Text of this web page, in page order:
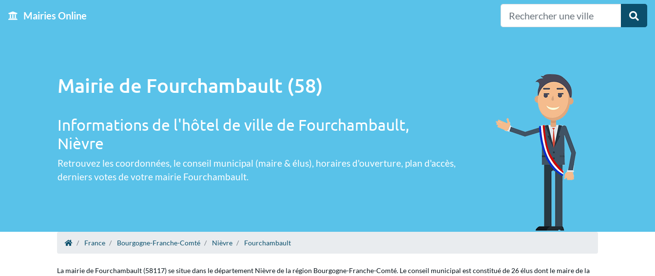
Mairies Online
Mairie de Fourchambault (58)
Informations de l'hôtel de ville de Fourchambault,
Nièvre
Retrouvez les coordonnées, le conseil municipal (maire & élus), horaires d'ouverture, plan d'accès,
derniers votes de votre mairie Fourchambault.
France Bourgogne-Franche-Comté Nièvre Fourchambault
La mairie de Fourchambault (58117) se situe dans le département Nièvre de la région Bourgogne-Franche-Comté. Le conseil municipal est constitué de 26 élus dont le maire de la